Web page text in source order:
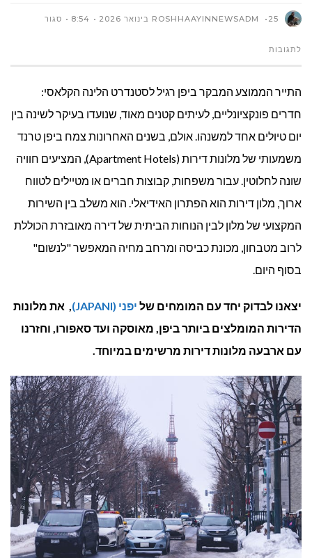
ROSHHAAYINNEWSADM 25 בינואר 2026 8:54 סגור
לתגובותעל
רחוק
מהבית:
מלונות
דירות
ביפן
התייר הממוצע המבקר ביפן רגיל לסטנדרט הלינה הקלאסי:
חדרים פונקציונליים, לעיתים קטנים מאוד, שנועדו בעיקר לשינה בין
יום טיולים אחד למשנהו. אולם, בשנים האחרונות צמח ביפן טרנד
משמעותי של מלונות דירות (Apartment Hotels), המציעים חוויה
שונה לחלוטין. עבור משפחות, קבוצות חברים או מטיילים לטווח
ארוך, מלון דירות הוא הפתרון האידיאלי. הוא משלב בין השירות
המקצועי של מלון לבין הנוחות הביתית של דירה מאובזרת הכוללת
לרוב מטבחון, מכונת כביסה ומרחב מחיה המאפשר "לנשום"
בסוף היום.
יצאנו לבדוק יחד עם המומחים של יפני (JAPANI)
, את מלונות
הדירות המומלצים ביותר ביפן, מאוסקה ועד סאפורו, וחזרנו
עם ארבעה מלונות דירות מרשימים במיוחד.